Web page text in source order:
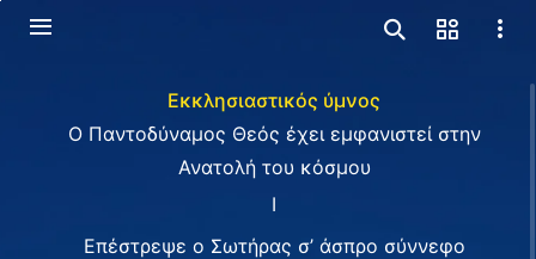
Εκκλησιαστικός ύμνος
Ο Παντοδύναμος Θεός έχει εμφανιστεί στην
Ανατολή του κόσμου
Ⅰ
Επέστρεψε ο Σωτήρας σ’ άσπρο σύννεφο